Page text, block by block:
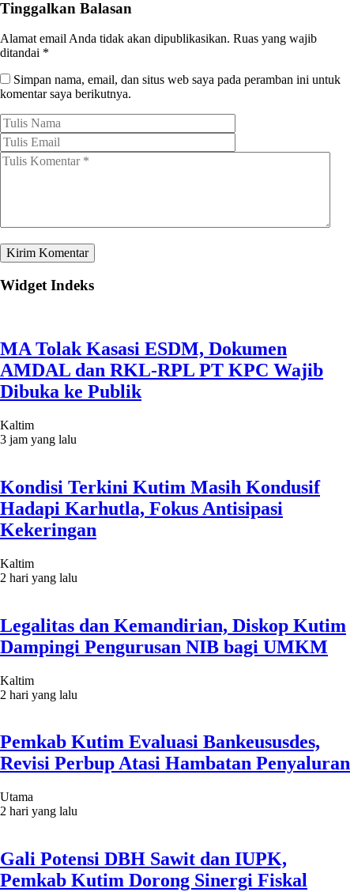
Tinggalkan Balasan
Alamat email Anda tidak akan dipublikasikan. Ruas yang wajib
ditandai *
Simpan nama, email, dan situs web saya pada peramban ini untuk
komentar saya berikutnya.
Widget Indeks
MA Tolak Kasasi ESDM, Dokumen
AMDAL dan RKL-RPL PT KPC Wajib
Dibuka ke Publik
Kaltim
3 jam yang lalu
Kondisi Terkini Kutim Masih Kondusif
Hadapi Karhutla, Fokus Antisipasi
Kekeringan
Kaltim
2 hari yang lalu
Legalitas dan Kemandirian, Diskop Kutim
Dampingi Pengurusan NIB bagi UMKM
Kaltim
2 hari yang lalu
Pemkab Kutim Evaluasi Bankeususdes,
Revisi Perbup Atasi Hambatan Penyaluran
Utama
2 hari yang lalu
Gali Potensi DBH Sawit dan IUPK,
Pemkab Kutim Dorong Sinergi Fiskal